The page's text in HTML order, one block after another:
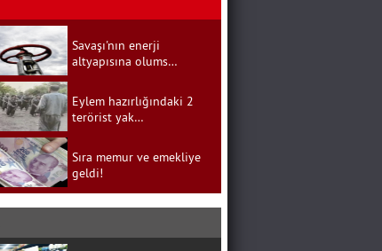
Savaşı'nın enerji
altyapısına olums…
Eylem hazırlığındaki 2
terörist yak…
Sıra memur ve emekliye
geldi!